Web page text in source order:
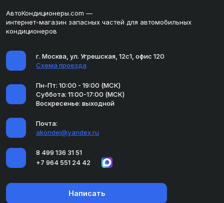
АвтоКондиционеры.com —
интернет-магазин запасных частей для автомобильных
кондиционеров
г. Москва, ул. Угрешская, 12с1, офис 120
Схема проезда
Пн-Пт: 10:00 - 19:00 (МСК)
Суббота: 11:00-17:00 (МСК)
Воскресенье: выходной
Почта:
akondei@yandex.ru
8 499 136 31 51
+7 964 551 24 42
Написать